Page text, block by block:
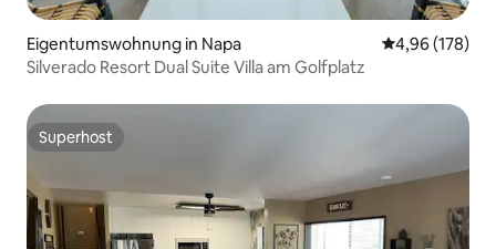
Eigentumswohnung in Napa
4,96 (178)
Silverado Resort Dual Suite Villa am Golfplatz
Superhost
Superhost